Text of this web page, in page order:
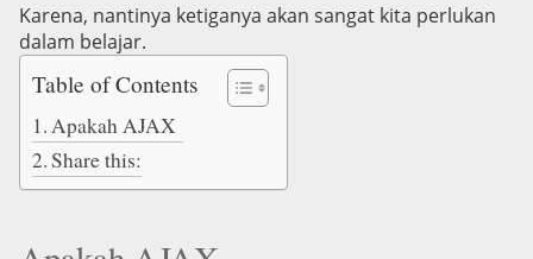
Karena, nantinya ketiganya akan sangat kita perlukan
dalam belajar.
Table of Contents
Apakah AJAX
Share this: